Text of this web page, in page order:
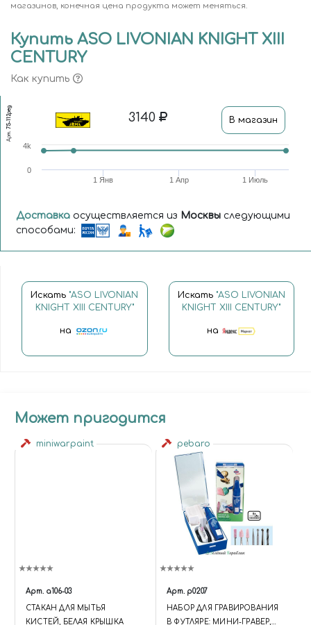
магазинов, конечная цена продукта может меняться.
Купить ASO LIVONIAN KNIGHT XIII
CENTURY
Как купить
Арт.
75-112peg 3140 В магазин
1 Янв 1 Апр 1 Июль
0
4k
Доставка осуществляется из Москвы следующими
способами:
Искать "ASO LIVONIAN
KNIGHT XIII CENTURY"
на
Искать "ASO LIVONIAN
KNIGHT XIII CENTURY"
на
Может пригодится
miniwarpaint
Арт. a106-03
СТАКАН ДЛЯ МЫТЬЯ
КИСТЕЙ, БЕЛАЯ КРЫШКА
pebaro
Арт. p0207
НАБОР ДЛЯ ГРАВИРОВАНИЯ
В ФУТЛЯРЕ: МИНИ-ГРАВЕР,